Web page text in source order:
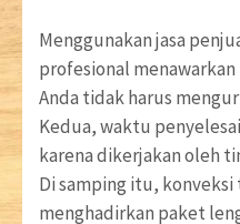
Menggunakan jasa
profesional
Anda tidak harus
Kedua, waktu
karena dikerjakan oleh
Di samping itu, konveksi
menghadirkan paket